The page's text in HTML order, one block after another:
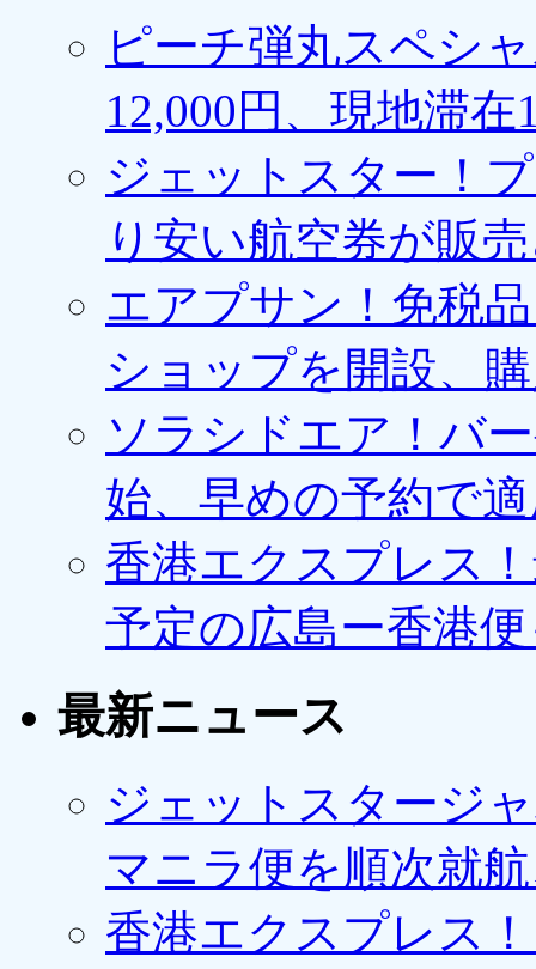
ピーチ弾丸スペシ
12,000円、現地滞
ジェットスター！
り安い航空券が販
エアプサン！免税
ショップを開設、
ソラシドエア！バ
始、早めの予約で
香港エクスプレス
予定の広島ー香港
最新ニュース
ジェットスタージ
マニラ便を順次就
香港エクスプレス